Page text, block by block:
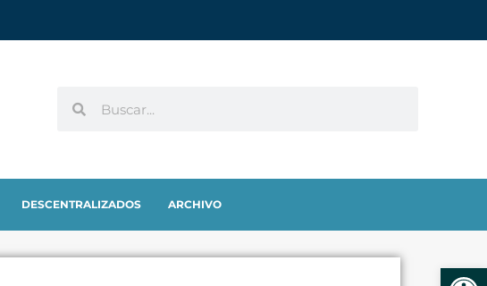
DESCENTRALIZADOS ARCHIVO